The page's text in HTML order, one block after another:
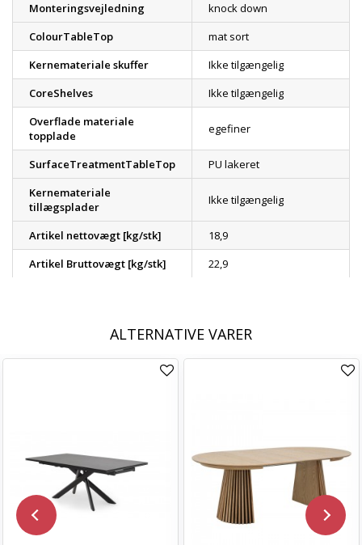
Monteringsvejledning
knock down
ColourTableTop
mat sort
Kernemateriale skuffer
Ikke tilgængelig
CoreShelves
Ikke tilgængelig
Overflade materiale
topplade
egefiner
SurfaceTreatmentTableTop
PU lakeret
Kernemateriale
tillægsplader
Ikke tilgængelig
Artikel nettovægt [kg/stk]
18,9
Artikel Bruttovægt [kg/stk]
22,9
ALTERNATIVE VARER